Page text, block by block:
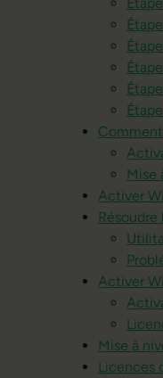
Mise
Activer
Activer
Mise à
Licences